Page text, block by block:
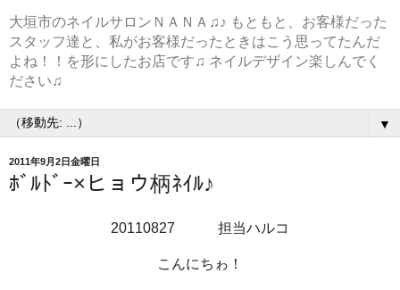
大垣市のネイルサロンＮＡＮＡ♫♪ もともと、お客様だった
スタッフ達と、私がお客様だったときはこう思ってたんだ
よね！！を形にしたお店です♫ ネイルデザイン楽しんでく
ださい♫
▼
2011年9月2日金曜日
ﾎﾞﾙﾄﾞｰ×ヒョウ柄ﾈｲﾙ♪
20110827 担当ハルコ
こんにちゎ！